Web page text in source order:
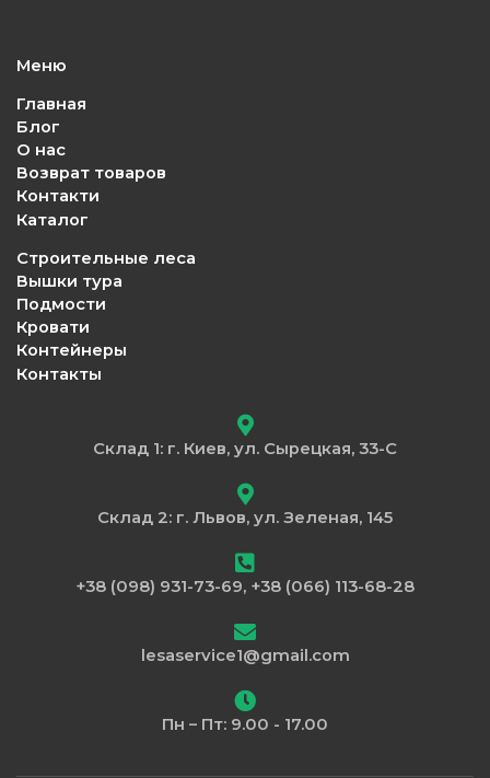
Меню
Главная
Блог
О нас
Возврат товаров
Контакти
Каталог
Строительные леса
Вышки тура
Подмости
Кровати
Контейнеры
Контакты
Склад 1: г. Киев, ул. Сырецкая, 33-С
Склад 2: г. Львов, ул. Зеленая, 145
+38 (098) 931-73-69, +38 (066) 113-68-28
lesaservice1@gmail.com
Пн – Пт: 9.00 - 17.00